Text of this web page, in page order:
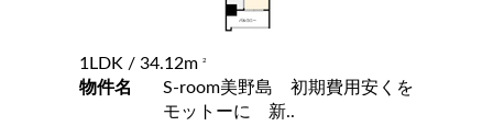
1LDK / 34.12m 2
物件名
S-room美野島 初期費用安くを
モットーに 新..